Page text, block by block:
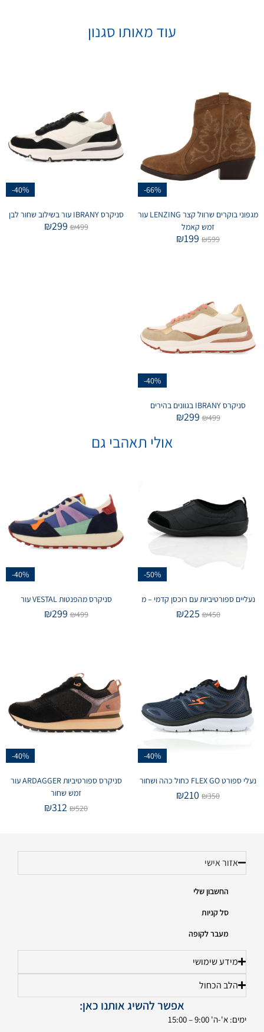
עוד מאותו סגנון
-66%
מגפוני בוקרים שרוול קצר LENZING עור
זמש קאמל
₪599
₪199
-40%
סניקרס IBRANY עור בשילוב שחור לבן
₪499
₪299
-40%
סניקרס IBRANY בגוונים בהירים
₪499
₪299
אולי תאהבי גם
-50%
נעליים ספורטיביות עם רוכסן קדמי – מ
₪450
₪225
-40%
סניקרס מהפנטות VESTAL עור
₪499
₪299
-40%
נעלי ספורט FLEX GO כחול כהה ושחור
₪350
₪210
-40%
סניקרס ספורטיביות ARDAGGER עור
זמש שחור
₪520
₪312
אזור אישי
החשבון שלי
סל קניות
מעבר לקופה
מידע שימושי
הלב הכחול
אפשר להשיג אותנו כאן:
ימים: א'-ה' 9:00 – 15:00